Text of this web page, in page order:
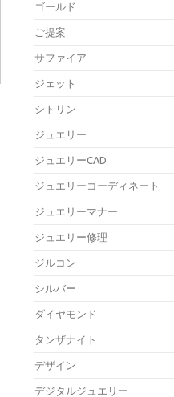
ゴールド
ご提案
サファイア
ジェット
シトリン
ジュエリー
ジュエリーCAD
ジュエリーコーディネート
ジュエリーマナー
ジュエリー修理
ジルコン
シルバー
ダイヤモンド
タンザナイト
デザイン
デジタルジュエリー